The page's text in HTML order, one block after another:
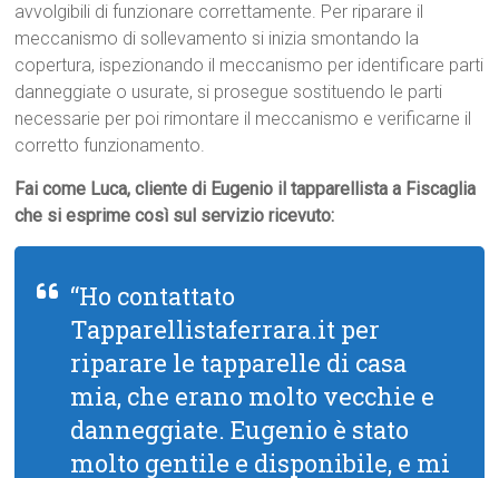
avvolgibili di funzionare correttamente. Per riparare il
meccanismo di sollevamento si inizia smontando la
copertura, ispezionando il meccanismo per identificare parti
danneggiate o usurate, si prosegue sostituendo le parti
necessarie per poi rimontare il meccanismo e verificarne il
corretto funzionamento.
Fai come Luca, cliente di Eugenio il tapparellista a Fiscaglia
che si esprime così sul servizio ricevuto:
“Ho contattato
Tapparellistaferrara.it per
riparare le tapparelle di casa
mia, che erano molto vecchie e
danneggiate. Eugenio è stato
molto gentile e disponibile, e mi